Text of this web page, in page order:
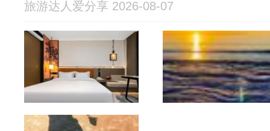
旅游达人爱分享 2026-08-07